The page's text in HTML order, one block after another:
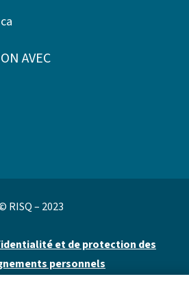
AVEC
RISQ – 2023
et de protection des
personnels